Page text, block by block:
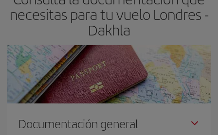
necesitas para tu vuelo Londres -
Dakhla
Documentación general